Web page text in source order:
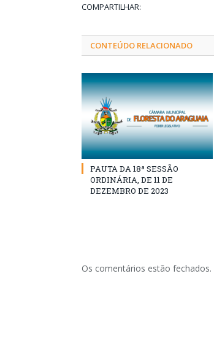
COMPARTILHAR:
CONTEÚDO RELACIONADO
PAUTA DA 18ª SESSÃO
ORDINÁRIA, DE 11 DE
DEZEMBRO DE 2023
Os comentários estão fechados.